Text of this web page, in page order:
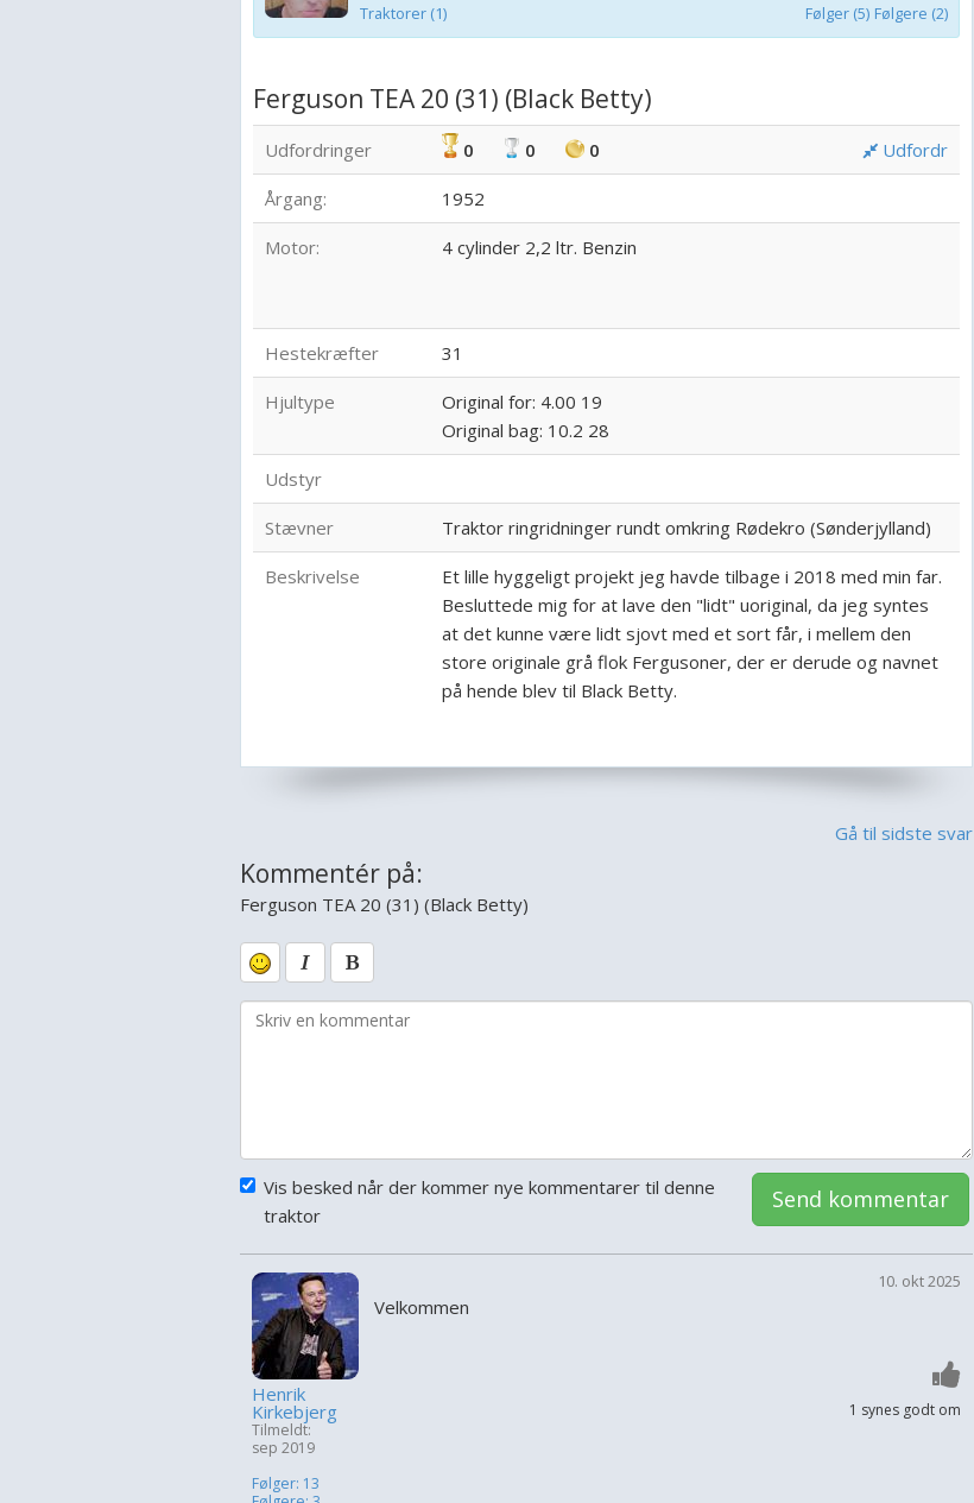
Traktorer (1)
Følger (5) Følgere (2)
Ferguson TEA 20 (31) (Black Betty)
Udfordringer 0 0 0 Udfordr
Årgang: 1952
Motor: 4 cylinder 2,2 ltr. Benzin
Hestekræfter 31
Hjultype
Original for: 4.00 19
Original bag: 10.2 28
Udstyr
Stævner Traktor ringridninger rundt omkring Rødekro (Sønderjylland)
Beskrivelse
Et lille hyggeligt projekt jeg havde tilbage i 2018 med min far.
Besluttede mig for at lave den "lidt" uoriginal, da jeg syntes
at det kunne være lidt sjovt med et sort får, i mellem den
store originale grå flok Fergusoner, der er derude og navnet
på hende blev til Black Betty.
Gå til sidste svar
Kommentér på:
Ferguson TEA 20 (31) (Black Betty)
Vis besked når der kommer nye kommentarer til denne
traktor
Send kommentar
Henrik
Kirkebjerg
Tilmeldt:
sep 2019
Følger: 13
10. okt 2025
Velkommen
1 synes godt om